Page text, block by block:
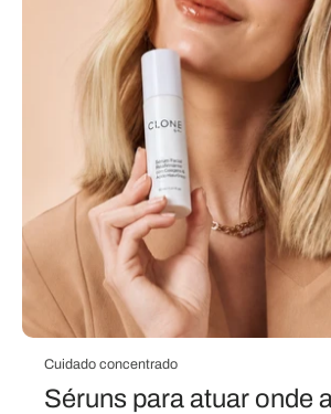
Cuidado concentrado
Séruns para atuar onde